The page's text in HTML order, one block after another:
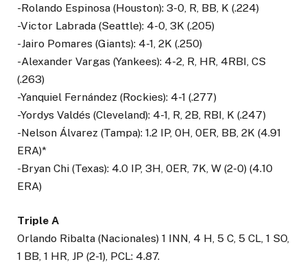
-Rolando Espinosa (Houston): 3-0, R, BB, K (.224)
-Victor Labrada (Seattle): 4-0, 3K (.205)
-Jairo Pomares (Giants): 4-1, 2K (.250)
-Alexander Vargas (Yankees): 4-2, R, HR, 4RBI, CS
(.263)
-Yanquiel Fernández (Rockies): 4-1 (.277)
-Yordys Valdés (Cleveland): 4-1, R, 2B, RBI, K (.247)
-Nelson Álvarez (Tampa): 1.2 IP, 0H, 0ER, BB, 2K (4.91
ERA)*
-Bryan Chi (Texas): 4.0 IP, 3H, 0ER, 7K, W (2-0) (4.10
ERA)
Triple A
Orlando Ribalta (Nacionales) 1 INN, 4 H, 5 C, 5 CL, 1 SO,
1 BB, 1 HR, JP (2-1), PCL: 4.87.